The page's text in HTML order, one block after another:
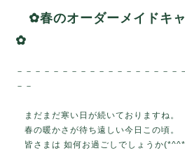
✿春のオーダーメイドキ
✿
－－－－－－－－－－－－－－－－－－
－－
まだまだ寒い日が続いておりますね。
春の暖かさが待ち遠しい今日この頃。
皆さまは 如何お過ごしでしょうか